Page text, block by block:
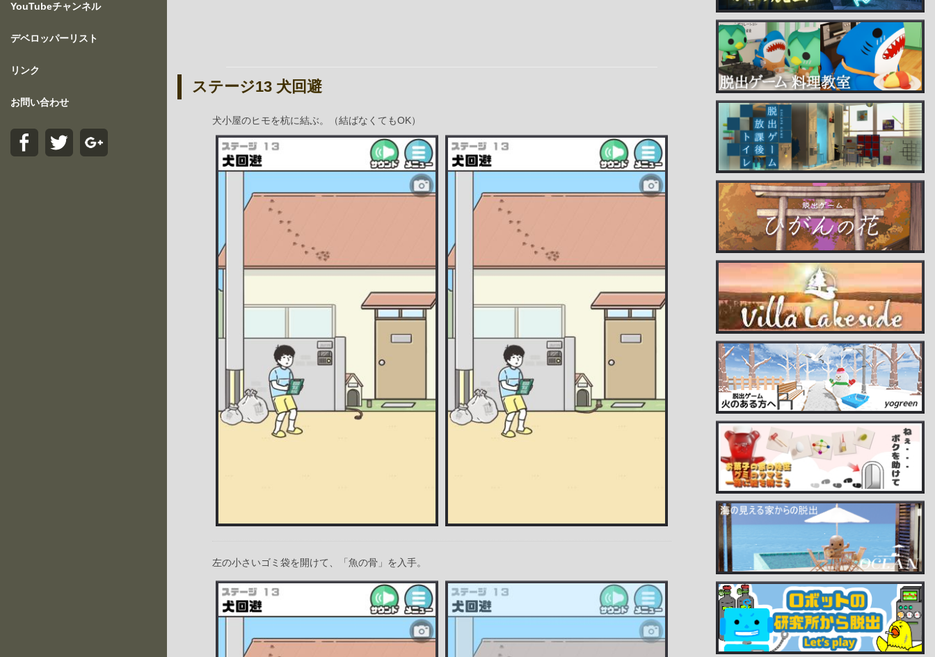
YouTubeチャンネル
デベロッパーリスト
リンク
お問い合わせ
ステージ13 犬回避
犬小屋のヒモを杭に結ぶ。（結ばなくてもOK）
左の小さいゴミ袋を開けて、「魚の骨」を入手。